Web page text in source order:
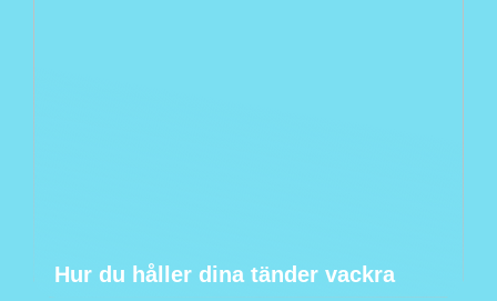
Hur du håller dina tänder vackra